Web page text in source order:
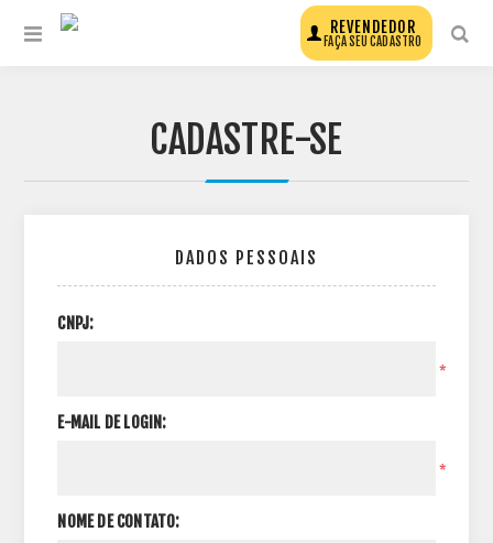
REVENDEDOR
FAÇA SEU CADASTRO
CADASTRE-SE
DADOS PESSOAIS
CNPJ:
*
E-MAIL DE LOGIN:
*
NOME DE CONTATO: